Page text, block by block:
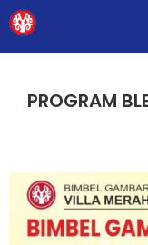
PROGRAM